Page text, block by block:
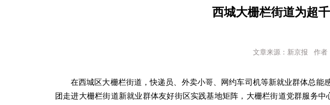
西城大栅栏街道为超
文章来源：新京报 作者
在西城区大栅栏街道，快递员、外卖小哥、网约车司机等新就业群体总能
团走进大栅栏街道新就业群体友好街区实践基地矩阵，大栅栏街道党群服务